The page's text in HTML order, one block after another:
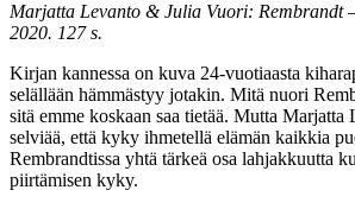
Marjatta Levanto & Julia Vuori: Rembrandt
2020. 127 s.
Kirjan kannessa on kuva 24-vuotiaasta
selällään hämmästyy jotakin. Mitä nuori
sitä emme koskaan saa tietää. Mutta Marjatta
selviää, että kyky ihmetellä elämän kaikkia
Rembrandtissa yhtä tärkeä osa lahjakkuutta
piirtämisen kyky.